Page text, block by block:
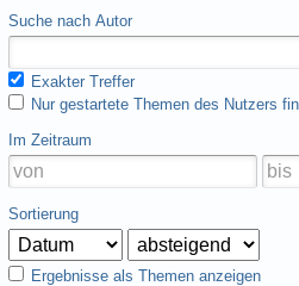
Suche nach Autor
Exakter Treffer
Nur gestartete Themen des Nutzers
Im Zeitraum
Sortierung
Ergebnisse als Themen anzeigen